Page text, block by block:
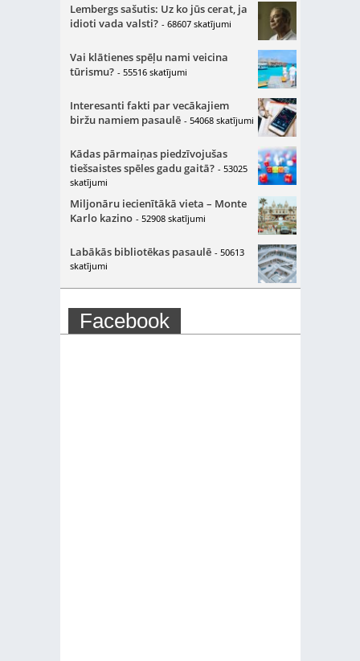
Lembergs sašutis: Uz ko jūs cerat, ja
idioti vada valsti? - 68607 skatījumi
Vai klātienes spēļu nami veicina
tūrismu? - 55516 skatījumi
Interesanti fakti par vecākajiem
biržu namiem pasaulē - 54068 skatījumi
Kādas pārmaiņas piedzīvojušas
tiešsaistes spēles gadu gaitā? - 53025
skatījumi
Miljonāru iecienītākā vieta – Monte
Karlo kazino - 52908 skatījumi
Labākās bibliotēkas pasaulē - 50613
skatījumi
Facebook